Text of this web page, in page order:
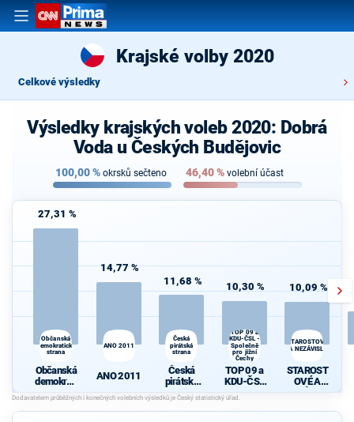
Krajské volby 2020
Celkové výsledky
Výsledky krajských voleb 2020: Dobrá
Voda u Českých Budějovic
100,00% okrsků sečteno 46,40% volební účast
27,31 %
Občanská
demokratická
strana
Občanská
demokrati
cká strana
14,77 %
ANO 2011
ANO 2011
11,68 %
Česká
pirátská
strana
Česká
pirátská
strana
10,30 %
TOP 09 a
KDU-ČSL -
Společně
pro jižní
Čechy
TOP 09 a
KDU-ČSL
- Společně
pro jižní
Čechy
10,09 %
STAROSTOVÉ
A NEZÁVISLÍ
STAROST
OVÉ A
NEZÁVISL